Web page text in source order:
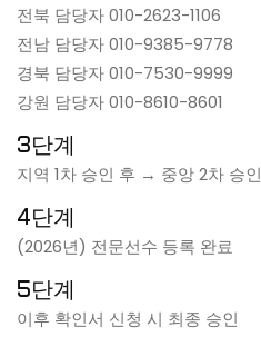
전북 담당자 010-2623-1106
전남 담당자 010-9385-9778
경북 담당자 010-7530-9999
강원 담당자 010-8610-8601
3단계
지역 1차 승인 후 → 중앙 2차 승인
4단계
(2026년) 전문선수 등록 완료
5단계
이후 확인서 신청 시 최종 승인